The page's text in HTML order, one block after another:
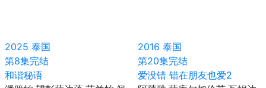
2025 泰国
第8集完结
和谐秘语
2016 泰国
第20集完结
爱没错 错在朋友也爱2